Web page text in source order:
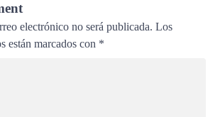
electrónico no será publicada. Los
están marcados con *